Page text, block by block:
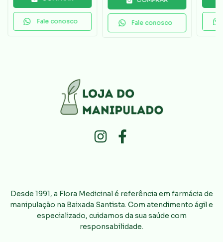
Fale conosco Fale conosco
Desde 1991, a Flora Medicinal é referência em farmácia de
manipulação na Baixada Santista. Com atendimento ágil e
especializado, cuidamos da sua saúde com
responsabilidade.